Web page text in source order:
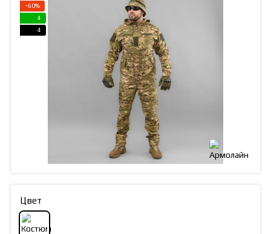
−60%
4
4
Цвет